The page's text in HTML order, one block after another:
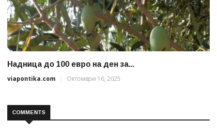
Надница до 100 евро на ден за...
viapontika.com
Октомври 16, 2025
COMMENTS